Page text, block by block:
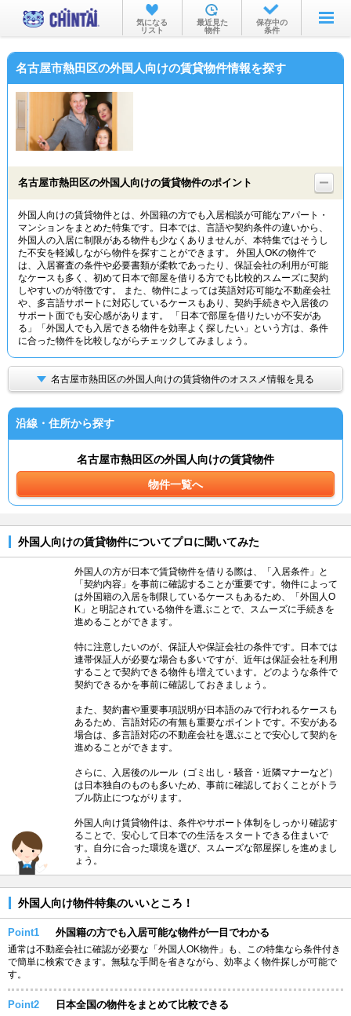
お部屋を探す
沿線・駅から
物件特集から
TOP
気になる
リスト
最近見た
物件
保存中の
条件
名古屋市熱田区の外国人向けの賃貸物件情報を探す
名古屋市熱田区の外国人向けの賃貸物件のポイント
外国人向けの賃貸物件とは、外国籍の方でも入居相談が可能なアパート・
マンションをまとめた特集です。日本では、言語や契約条件の違いから、
外国人の入居に制限がある物件も少なくありませんが、本特集ではそうし
た不安を軽減しながら物件を探すことができます。 外国人OKの物件で
は、入居審査の条件や必要書類が柔軟であったり、保証会社の利用が可能
なケースも多く、初めて日本で部屋を借りる方でも比較的スムーズに契約
しやすいのが特徴です。 また、物件によっては英語対応可能な不動産会社
や、多言語サポートに対応しているケースもあり、契約手続きや入居後の
サポート面でも安心感があります。 「日本で部屋を借りたいが不安があ
る」「外国人でも入居できる物件を効率よく探したい」という方は、条件
に合った物件を比較しながらチェックしてみましょう。
名古屋市熱田区の外国人向けの賃貸物件のオススメ情報を見る
沿線・住所から探す
名古屋市熱田区の外国人向けの賃貸物件
物件一覧へ
外国人向けの賃貸物件についてプロに聞いてみた
外国人の方が日本で賃貸物件を借りる際は、「入居条件」と
「契約内容」を事前に確認することが重要です。物件によって
は外国籍の入居を制限しているケースもあるため、「外国人O
K」と明記されている物件を選ぶことで、スムーズに手続きを
進めることができます。
特に注意したいのが、保証人や保証会社の条件です。日本では
連帯保証人が必要な場合も多いですが、近年は保証会社を利用
することで契約できる物件も増えています。どのような条件で
契約できるかを事前に確認しておきましょう。
また、契約書や重要事項説明が日本語のみで行われるケースも
あるため、言語対応の有無も重要なポイントです。不安がある
場合は、多言語対応の不動産会社を選ぶことで安心して契約を
進めることができます。
さらに、入居後のルール（ゴミ出し・騒音・近隣マナーなど）
は日本独自のものも多いため、事前に確認しておくことがトラ
ブル防止につながります。
外国人向け賃貸物件は、条件やサポート体制をしっかり確認す
ることで、安心して日本での生活をスタートできる住まいで
す。自分に合った環境を選び、スムーズな部屋探しを進めまし
ょう。
外国人向け物件特集のいいところ！
Point1 外国籍の方でも入居可能な物件が一目でわかる
通常は不動産会社に確認が必要な「外国人OK物件」も、この特集なら条件付き
で簡単に検索できます。無駄な手間を省きながら、効率よく物件探しが可能で
す。
Point2 日本全国の物件をまとめて比較できる